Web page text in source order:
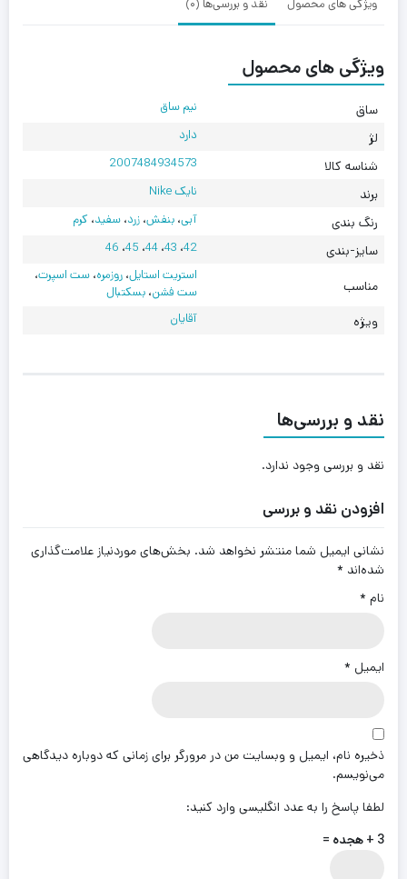
ویژگی های محصول نقد و بررسی‌ها (0)
ویژگی های محصول
ساق نیم ساق
لژ دارد
شناسه کالا 2007484934573
برند نایک Nike
رنگ بندی آبی،بنفش،زرد،سفید، کرم
سایز-بندی 42، 43،44، 45، 46
مناسب
استریت استایل،روزمره،ست اسپرت،
ست فشن،بسکتبال
ویژه آقایان
نقد و بررسی‌ها
نقد و بررسی وجود ندارد.
افزودن نقد و بررسی
نشانی ایمیل شما منتشر نخواهد شد. بخش‌های موردنیاز علامت‌گذاری
شده‌اند *
نام *
ایمیل *
ذخیره نام، ایمیل و وبسایت من در مرورگر برای زمانی که دوباره دیدگاهی
می‌نویسم.
لطفا پاسخ را به عدد انگلیسی وارد کنید:
3 + هجده =